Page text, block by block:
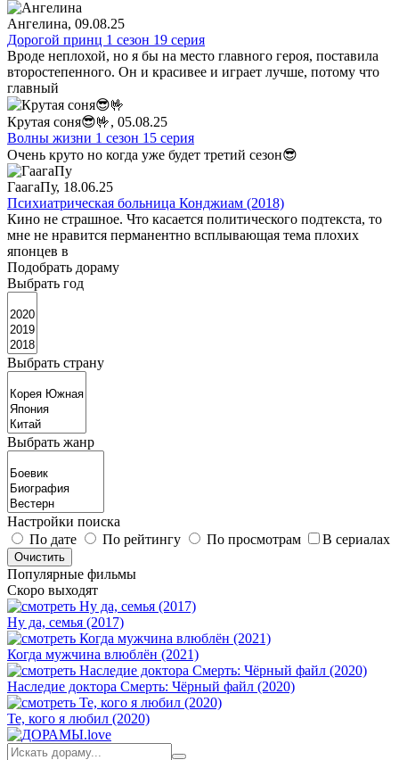
Ангелина, 09.08.25
Дорогой принц 1 сезон 19 серия
Вроде неплохой, но я бы на место главного героя, поставила
второстепенного. Он и красивее и играет лучше, потому что
главный
Крутая соня😎🤟, 05.08.25
Волны жизни 1 сезон 15 серия
Очень круто но когда уже будет третий сезон😎
ГаагаПу, 18.06.25
Психиатрическая больница Конджиам (2018)
Кино не страшное. Что касается политического подтекста, то
мне не нравится перманентно всплывающая тема плохих
японцев в
Подобрать дораму
Выбрать год
Выбрать страну
Выбрать жанр
Настройки поиска
По дате
По рейтингу По просмотрам В сериалах
Популярные фильмы
Скоро выходят
Ну да, семья (2017)
Когда мужчина влюблён (2021)
Наследие доктора Смерть: Чёрный файл (2020)
Те, кого я любил (2020)